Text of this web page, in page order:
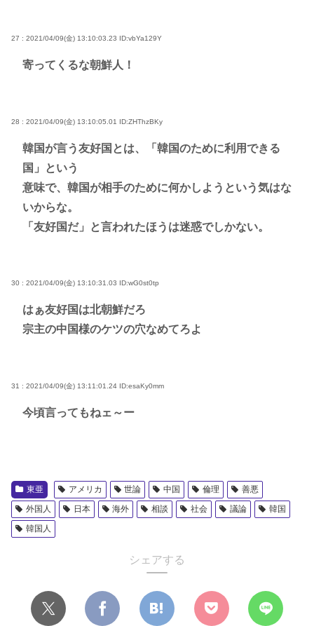
27 : 2021/04/09(金) 13:10:03.23 ID:vbYa129Y
寄ってくるな朝鮮人！
28 : 2021/04/09(金) 13:10:05.01 ID:ZHThzBKy
韓国が言う友好国とは、「韓国のために利用できる
国」という
意味で、韓国が相手のために何かしようという気はな
いからな。
「友好国だ」と言われたほうは迷惑でしかない。
30 : 2021/04/09(金) 13:10:31.03 ID:wG0st0tp
はぁ友好国は北朝鮮だろ
宗主の中国様のケツの穴なめてろよ
31 : 2021/04/09(金) 13:11:01.24 ID:esaKy0mm
今頃言ってもねェ～ー
東亜 アメリカ 世論 中国 倫理
善悪
外国人
日本 海外 相談 社会 議論
韓国
韓国人
シェアする